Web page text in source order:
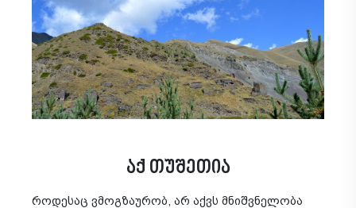
აქ თუშეთია
როდესაც ვმოგზაურობ, არ აქვს მნიშვნელობა